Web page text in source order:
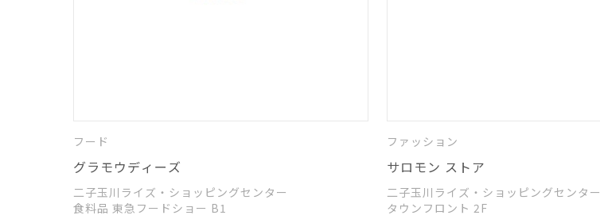
フード
グラモウディーズ
二子玉川ライズ・ショッピングセンター
食料品 東急フードショー B1
ファッション
サロモン ストア
二子玉川ライズ・ショッピングセンター
タウンフロント 2F